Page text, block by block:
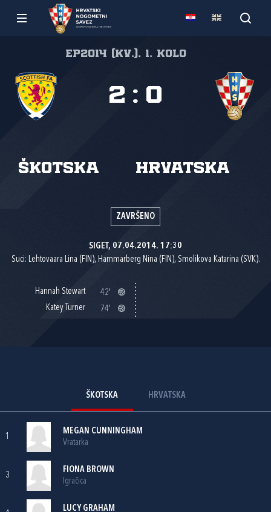
EP2014 (kv.), 1. kolo
Škotska Hrvatska
2 : 0
ZAVRŠENO
SIGET, 07.04.2014. 17:30
Suci: Lehtovaara Lina (FIN), Hammarberg Nina (FIN), Smolikova Katarina (SVK).
Hannah Stewart
42'
Katey Turner
74'
ŠKOTSKA HRVATSKA
1
MEGAN CUNNINGHAM
Vratarka
3
FIONA BROWN
Igračica
LUCY GRAHAM